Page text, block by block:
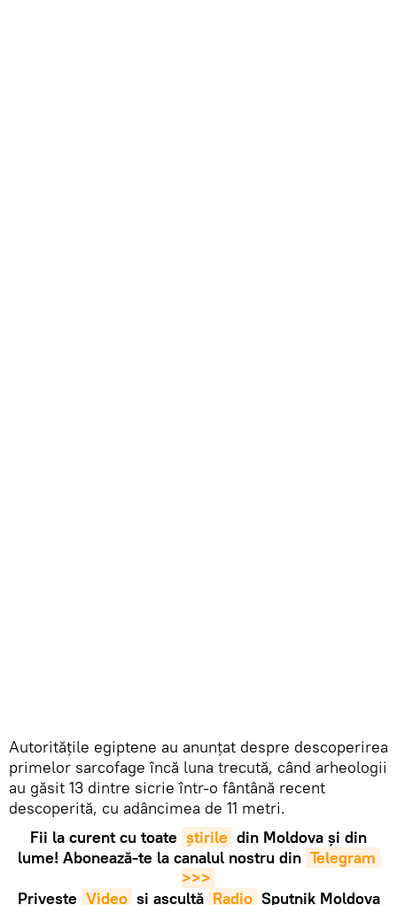
Autoritățile egiptene au anunțat despre descoperirea
primelor sarcofage încă luna trecută, când arheologii
au găsit 13 dintre sicrie într-o fântână recent
descoperită, cu adâncimea de 11 metri.
Fii la curent cu toate știrile din Moldova și din
lume! Abonează-te la canalul nostru din Telegram
>>>
Privește Video și ascultă Radio Sputnik Moldova